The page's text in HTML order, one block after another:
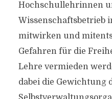
Hochschullehrinnen
Wissenschaftsbetrieb
mitwirken und
Gefahren für die
Lehre vermieden
dabei die Gewichtung